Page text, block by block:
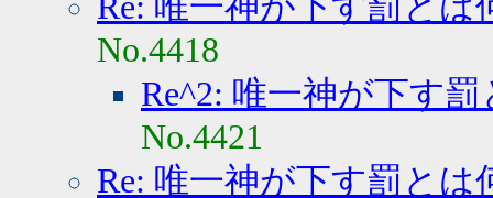
No.4418
Re^2: 唯一神が下す
No.4421
Re: 唯一神が下す罰とは